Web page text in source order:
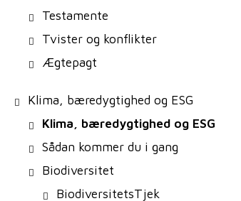
Testamente
Tvister og konflikter
Ægtepagt
Klima, bæredygtighed og ESG
Klima, bæredygtighed og ESG
Sådan kommer du i gang
Biodiversitet
BiodiversitetsTjek